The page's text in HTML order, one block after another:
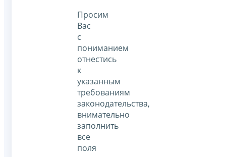
Просим
Вас
с
пониманием
отнестись
к
указанным
требованиям
законодательства,
внимательно
заполнить
все
поля